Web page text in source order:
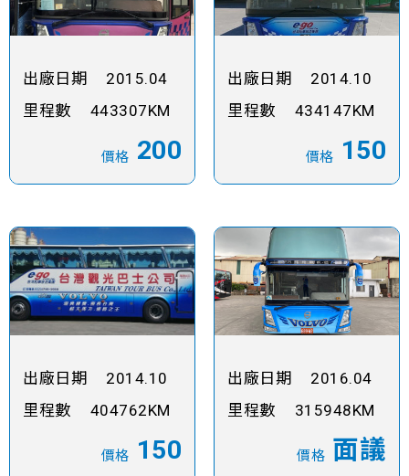
出廠日期
2015.04
里程數
443307KM
價格 200
出廠日期
2014.10
里程數
434147KM
價格 150
出廠日期
2014.10
里程數
404762KM
價格 150
出廠日期
2016.04
里程數
315948KM
價格 面議